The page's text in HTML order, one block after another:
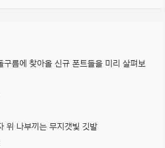
름에 찾아올 신규 폰트들을 미리 살펴보
자 위 나부끼는 무지갯빛 깃발